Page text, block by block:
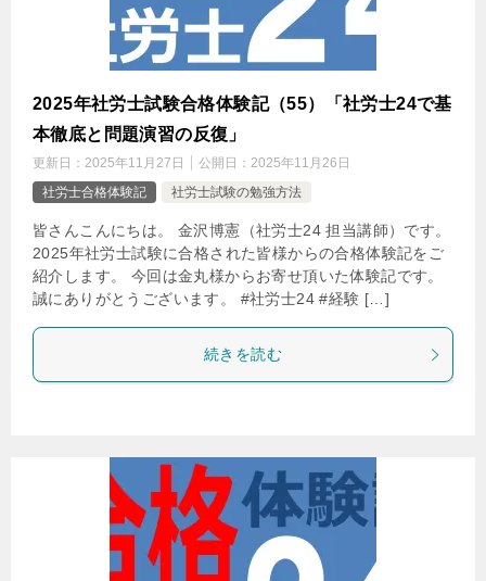
2025年社労士試験合格体験記（55）「社労士24で基
本徹底と問題演習の反復」
更新日： 2025年11月27日 公開日： 2025年11月26日
社労士合格体験記
社労士試験の勉強方法
皆さんこんにちは。 金沢博憲（社労士24 担当講師）です。
2025年社労士試験に合格された皆様からの合格体験記をご
紹介します。 今回は金丸様からお寄せ頂いた体験記です。
誠にありがとうございます。 #社労士24 #経験 […]
続きを読む